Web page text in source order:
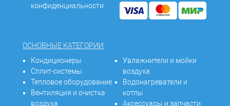
конфиденциальности
ОСНОВНЫЕ КАТЕГОРИИ
Кондиционеры
Сплит-системы
Тепловое оборудование
Вентиляция и очистка
воздуха
Увлажнители и мойки
воздуха
Водонагреватели и
котлы
Аксессуары и запчасти